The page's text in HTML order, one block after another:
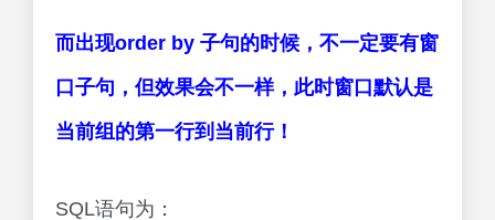
而出现order by 子句的时候，不一定要有窗
口子句，但效果会不一样，此时窗口默认是
当前组的第一行到当前行！
SQL语句为：